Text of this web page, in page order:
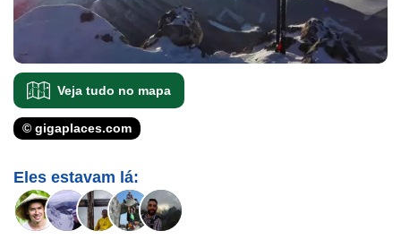
Veja tudo no mapa
© gigaplaces.com
Eles estavam lá: